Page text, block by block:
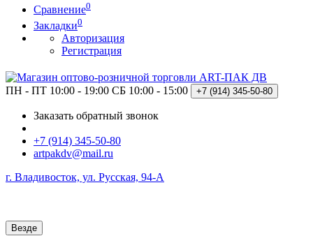
Сравнение0
Закладки0
Авторизация
Регистрация
ПН - ПТ 10:00 - 19:00 СБ 10:00 - 15:00 +7 (914) 345-50-80
Заказать обратный звонок
+7 (914) 345-50-80
artpakdv@mail.ru
г. Владивосток, ул. Русская, 94-А
Везде